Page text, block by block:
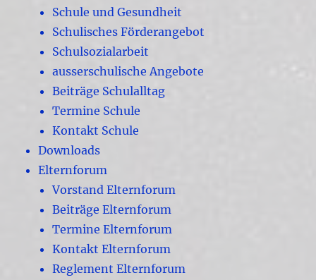
Schule und Gesundheit
Schulisches Förderangebot
Schulsozialarbeit
ausserschulische Angebote
Beiträge Schulalltag
Termine Schule
Kontakt Schule
Downloads
Elternforum
Vorstand Elternforum
Beiträge Elternforum
Termine Elternforum
Kontakt Elternforum
Reglement Elternforum